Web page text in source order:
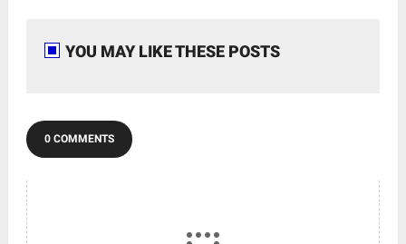
YOU MAY LIKE THESE POSTS
0 COMMENTS